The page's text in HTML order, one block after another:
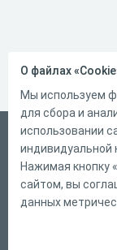
Русский
Справка
Форма
О файлах
Мы используем
для сбора и
использовании
индивидуальной
Нажимая кнопку
сайтом, вы
данных